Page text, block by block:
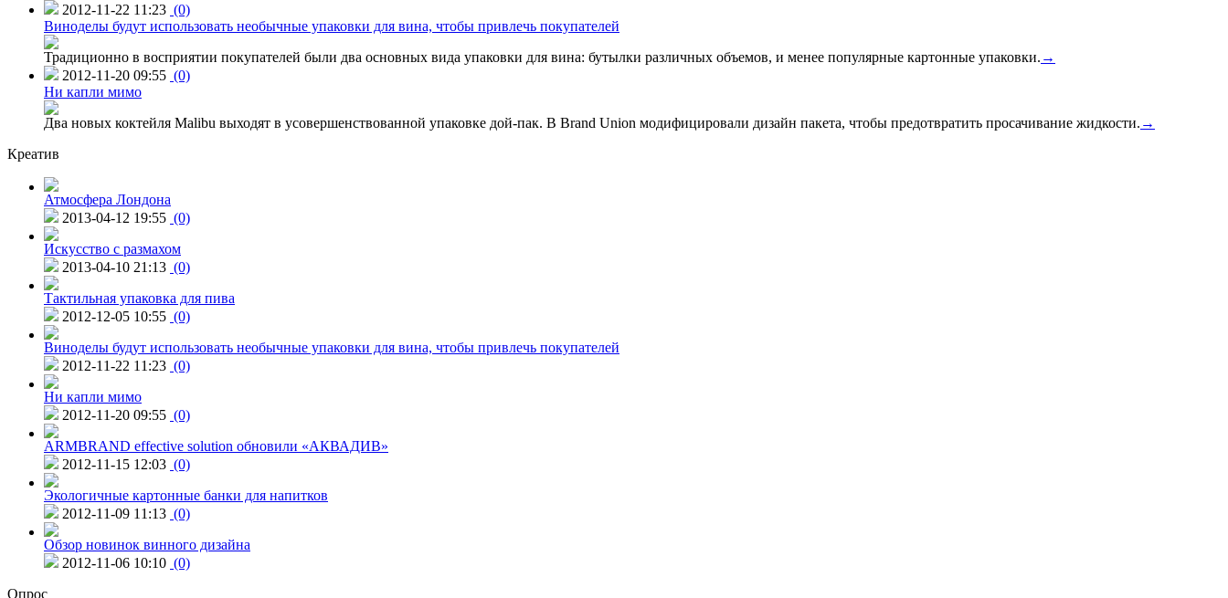
2012-11-22 11:23 (0)
Виноделы будут использовать необычные упаковки для вина, чтобы привлечь покупателей
Традиционно в восприятии покупателей были два основных вида упаковки для вина: бутылки различных объемов, и менее популярные картонные упаковки. →
2012-11-20 09:55 (0)
Ни капли мимо
Два новых коктейля Malibu выходят в усовершенствованной упаковке дой-пак. В Brand Union модифицировали дизайн пакета, чтобы предотвратить просачивание жидкости. →
Креатив
Атмосфера Лондона
2013-04-12 19:55 (0)
Искусство с размахом
2013-04-10 21:13 (0)
Тактильная упаковка для пива
2012-12-05 10:55 (0)
Виноделы будут использовать необычные упаковки для вина, чтобы привлечь покупателей
2012-11-22 11:23 (0)
Ни капли мимо
2012-11-20 09:55 (0)
ARMBRAND effective solution обновили «АКВАДИВ»
2012-11-15 12:03 (0)
Экологичные картонные банки для напитков
2012-11-09 11:13 (0)
Обзор новинок винного дизайна
2012-11-06 10:10 (0)
Опрос